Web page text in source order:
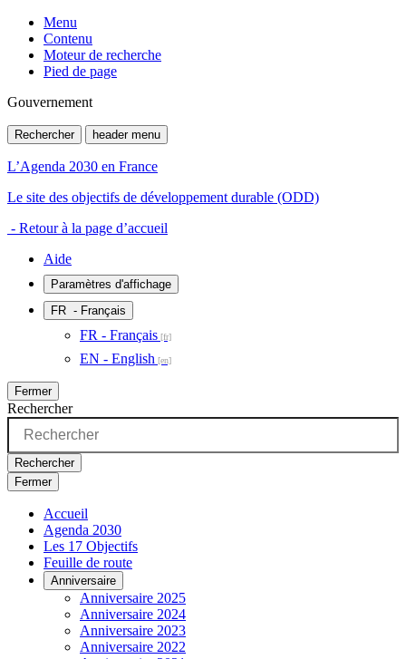
Menu
Contenu
Moteur de recherche
Pied de page
Gouvernement
Rechercher header menu
L’Agenda 2030 en France
Le site des objectifs de développement durable (ODD)
- Retour à la page d’accueil
Aide
Paramètres d'affichage
FR - Français
FR - Français
EN - English
Fermer
Rechercher
Rechercher
Fermer
Accueil
Agenda 2030
Les 17 Objectifs
Feuille de route
Anniversaire
Anniversaire 2025
Anniversaire 2024
Anniversaire 2023
Anniversaire 2022